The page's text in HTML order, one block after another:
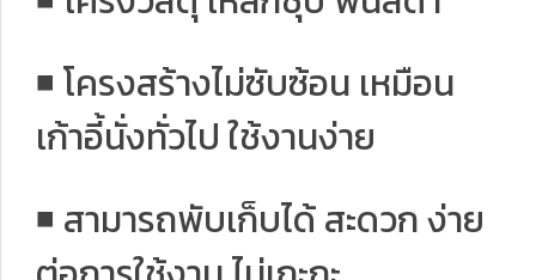
◾️ โครงสร้างไม่ซับซ้อน เหมือน
เก้าอี้นั่งทั่วไป ใช้งานง่าย
◾️ สามารถพับเก็บได้ สะดวก ง่าย